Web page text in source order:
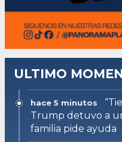
ULTIMO
hace 5 minutos
Trump detuvo a
familia pide ayuda